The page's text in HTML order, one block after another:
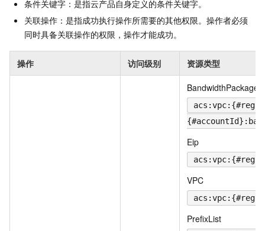
条件关键字：是指云产品自身定义的条件关键字。
关联操作：是指成功执行操作所需要的其他权限。操作者必须
同时具备关联操作的权限，操作才能成功。
操作 访问级别 资源类型
BandwidthPackage
Eip
VPC
PrefixList